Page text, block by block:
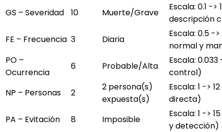
GS – Severidad
10 Muerte/Grave
Escala: 0.1 ->
descripción
FE – Frecuencia 3 Diaria
Escala: 0.5 -
normal y
PO –
Ocurrencia
6 Probable/Alta
Escala:
control)
NP – Personas
2
2 persona(s)
expuesta(s)
Escala: 1 ->
directa)
PA – Evitación
8 Imposible
Escala: 1 ->
y detección)